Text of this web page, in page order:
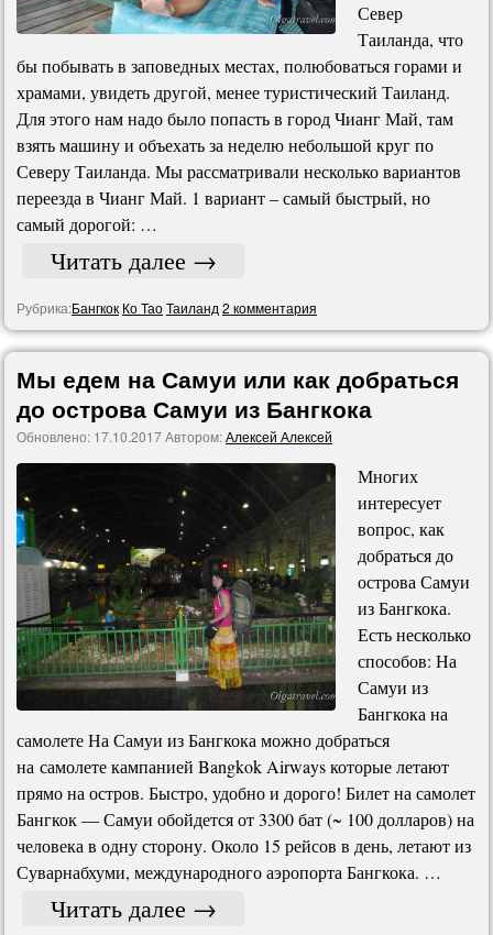
Север
Таиланда, что
бы побывать в заповедных местах, полюбоваться горами и
храмами, увидеть другой, менее туристический Таиланд.
Для этого нам надо было попасть в город Чианг Май, там
взять машину и объехать за неделю небольшой круг по
Северу Таиланда. Мы рассматривали несколько вариантов
переезда в Чианг Май. 1 вариант – самый быстрый, но
самый дорогой: …
Читать далее →
Рубрика:Бангкок Ко ТаоТаиланд 2 комментария
Мы едем на Самуи или как добраться
до острова Самуи из Бангкока
Обновлено: 17.10.2017Автором:Алексей Алексей
Многих
интересует
вопрос, как
добраться до
острова Самуи
из Бангкока.
Есть несколько
способов: На
Самуи из
Бангкока на
самолете На Самуи из Бангкока можно добраться
на самолете кампанией Bangkok Airways которые летают
прямо на остров. Быстро, удобно и дорого! Билет на самолет
Бангкок — Самуи обойдется от 3300 бат (~ 100 долларов) на
человека в одну сторону. Около 15 рейсов в день, летают из
Суварнабхуми, международного аэропорта Бангкока. …
Читать далее →